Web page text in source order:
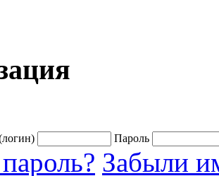
Пароль
Забыли